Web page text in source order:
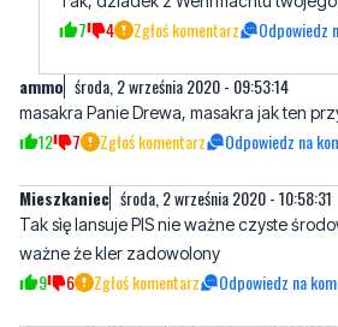
ammo środa, 2 września 2020 - 09:53:14
masakra Panie Drewa, masakra jak ten
Mieszkaniec środa, 2 września 2020 - 10:58:31
Tak sìę lansuje PIS nie ważne czyste
9 6 Zgłoś komentarz Odpowiedz na
Brawo za inicjatywę środa, 2 września 2020 -
W końcu bez dymu kadzideł w sposób